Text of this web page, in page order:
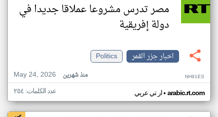
مصر تدرس مشروعا عملاقا جديدا في
دولة إفريقية
اخبار جزر القمر
Politics
May 24, 2026
منذ شهرين NH91ES
ار تي عربي• arabic.rt.com عدد الكلمات: ٢٥٤